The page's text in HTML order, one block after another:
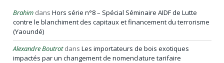
Brahim dans Hors série n°8 – Spécial Séminaire AIDF de Lutte
contre le blanchiment des capitaux et financement du terrorisme
(Yaoundé)
Alexandre Boutrotdans Les importateurs de bois exotiques
impactés par un changement de nomenclature tarifaire